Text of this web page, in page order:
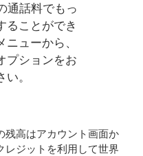
通話料でもっ
ることができ
ューから、
プションをお
。
残高はアカウント画面か
レジットを利用して世界